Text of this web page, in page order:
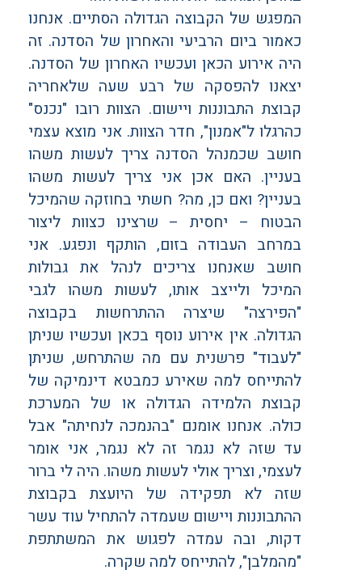
המפגש של הקבוצה הגדולה הסתיים. אנחנו
כאמור ביום הרביעי והאחרון של הסדנה. זה
היה אירוע הכאן ועכשיו האחרון של הסדנה.
יצאנו להפסקה של רבע שעה שלאחריה
קבוצת התבוננות ויישום. הצוות רובו "נכנס"
כהרגלו ל"אמנון", חדר הצוות. אני מוצא עצמי
חושב שכמנהל הסדנה צריך לעשות משהו
בעניין. האם אכן אני צריך לעשות משהו
בעניין? ואם כן, מה? חשתי בחוזקה שהמיכל
הבטוח – יחסית – שרצינו כצוות ליצור
במרחב העבודה בזום, הותקף ונפגע. אני
חושב שאנחנו צריכים לנהל את גבולות
המיכל ולייצב אותו, לעשות משהו לגבי
"הפירצה" שיצרה ההתרחשות בקבוצה
הגדולה. אין אירוע נוסף בכאן ועכשיו שניתן
"לעבוד" פרשנית עם מה שהתרחש, שניתן
להתייחס למה שאירע כמבטא דינמיקה של
קבוצת הלמידה הגדולה או של המערכת
כולה. אנחנו אומנם "בהנמכה לנחיתה" אבל
עד שזה לא נגמר זה לא נגמר, אני אומר
לעצמי, וצריך אולי לעשות משהו. היה לי ברור
שזה לא תפקידה של היועצת בקבוצת
ההתבוננות ויישום שעמדה להתחיל עוד עשר
דקות, ובה עמדה לפגוש את המשתתפת
"מהמלבן", להתייחס למה שקרה.